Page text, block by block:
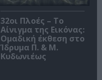
32οι Πλοές – Το
Αίνιγμα της Εικόνας:
Ομαδική έκθεση στο
Ίδρυμα Π. & Μ.
Κυδωνιέως